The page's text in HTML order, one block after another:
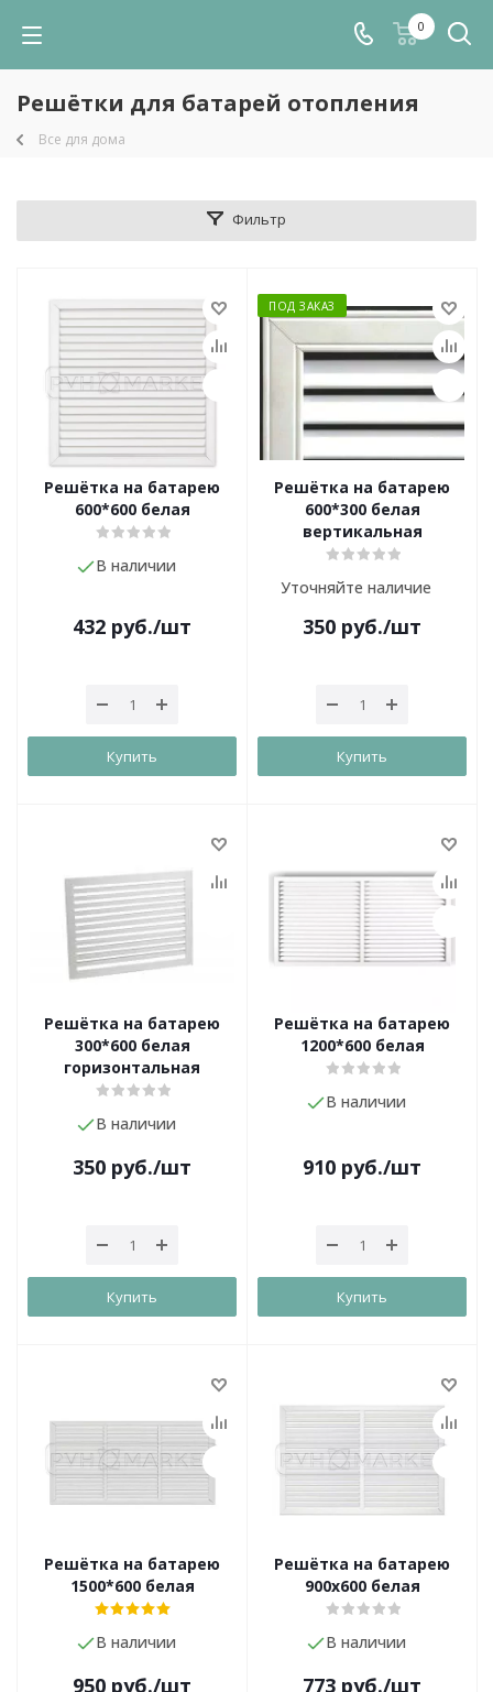
0
Решётки для батарей отопления
Все для дома
Фильтр
Решётка на батарею
600*600 белая
В наличии
432 руб./шт
Купить
ПОД ЗАКАЗ
Решётка на батарею
600*300 белая
вертикальная
Уточняйте наличие
350 руб./шт
Купить
Решётка на батарею
300*600 белая
горизонтальная
В наличии
350 руб./шт
Купить
Решётка на батарею
1200*600 белая
В наличии
910 руб./шт
Купить
Решётка на батарею
1500*600 белая
В наличии
950 руб./шт
Решётка на батарею
900х600 белая
В наличии
773 руб./шт